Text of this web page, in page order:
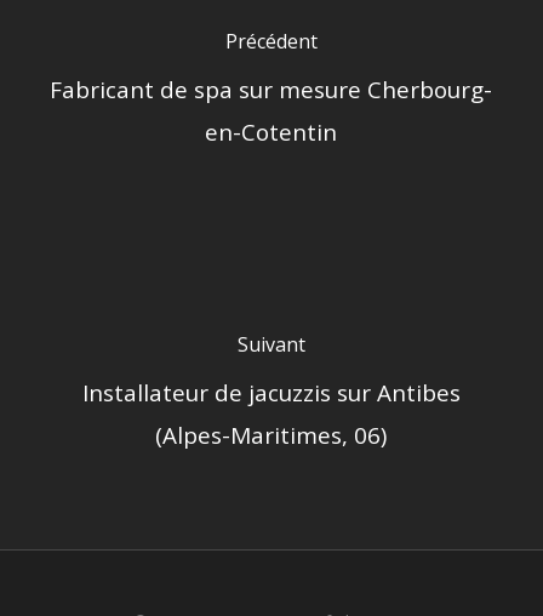
Précédent
Fabricant de spa sur mesure Cherbourg-
en-Cotentin
Suivant
Installateur de jacuzzis sur Antibes
(Alpes-Maritimes, 06)